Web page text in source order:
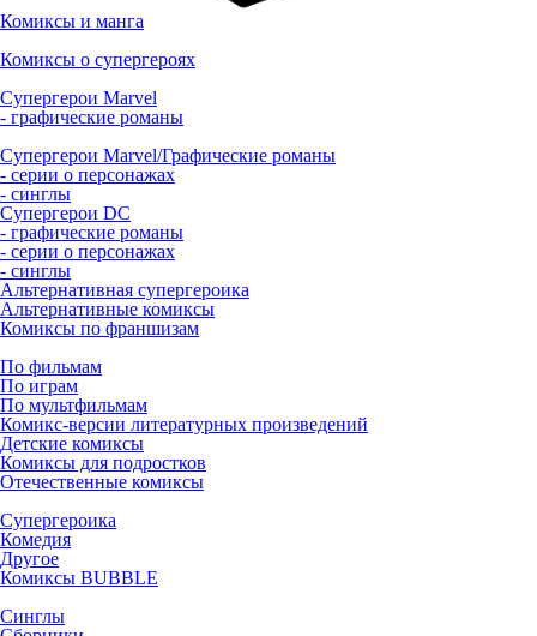
Комиксы и манга
Комиксы о супергероях
Супергерои Marvel
- графические романы
Супергерои Marvel/Графические романы
- серии о персонажах
- синглы
Супергерои DC
- графические романы
- серии о персонажах
- синглы
Альтернативная супергероика
Альтернативные комиксы
Комиксы по франшизам
По фильмам
По играм
По мультфильмам
Комикс-версии литературных произведений
Детские комиксы
Комиксы для подростков
Отечественные комиксы
Супергероика
Комедия
Другое
Комиксы BUBBLE
Синглы